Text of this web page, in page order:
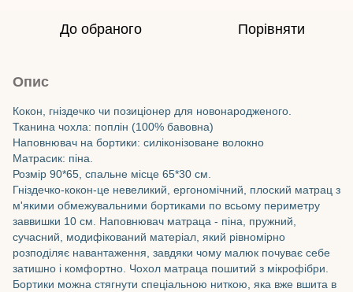
До обраного Порівняти
Опис
Кокон, гніздечко чи позиціонер для новонародженого.
Тканина чохла: поплін (100% бавовна)
Наповнювач на бортики: силіконізоване волокно
Матрасик: піна.
Розмір 90*65, спальне місце 65*30 см.
Гніздечко-кокон-це невеликий, ергономічний, плоский матрац з
м'якими обмежувальними бортиками по всьому периметру
заввишки 10 см. Наповнювач матраца - піна, пружний,
сучасний, модифікований матеріал, який рівномірно
розподіляє навантаження, завдяки чому малюк почуває себе
затишно і комфортно. Чохол матраца пошитий з мікрофібри.
Бортики можна стягнути спеціальною ниткою, яка вже вшита в